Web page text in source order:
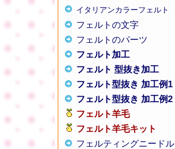
イタリアンカラーフェルト
フェルトの文字
フェルトのパーツ
フェルト加工
フェルト 型抜き加工
フェルト型抜き 加工例1
フェルト型抜き 加工例2
フェルト羊毛
フェルト羊毛キット
フェルティングニードル